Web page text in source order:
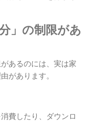
」の制限があ
あるのには、実は家
があります。
費したり、ダウンロ